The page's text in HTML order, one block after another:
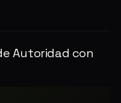
Autoridad con